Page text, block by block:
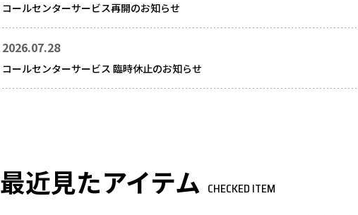
コールセンターサービス再開のお知らせ
2026.07.28
コールセンターサービス 臨時休止のお知らせ
最近見たアイテム CHECKED ITEM